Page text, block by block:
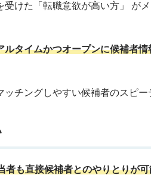
受けた「転職意欲が高い方」 が
ルタイムかつオープンに候補者
チングしやすい候補者のスピー
者も直接候補者とのやりとりが